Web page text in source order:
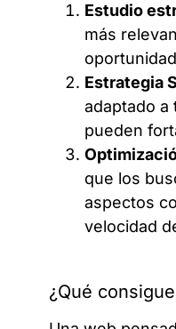
Estudio
más
Estrategia
adaptado a
pueden
que los
aspectos
velocidad
¿Qué